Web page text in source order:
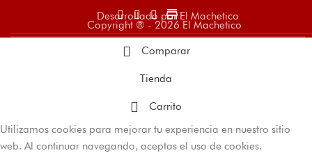
store
Desarrollado por El Machetico
Copyright ® - 2026 El Machetico
Comparar
Tienda
Carrito
Utilizamos cookies para mejorar tu experiencia en nuestro sitio
web. Al continuar navegando, aceptas el uso de cookies.